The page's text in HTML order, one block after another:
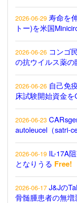
2026-06-29 寿命を
トー)を米国
2026-06-26 コンゴ
の抗ウイルス薬
2026-06-26 自己免
床試験開始資金を
2026-06-23
autoleucel（satri-
2026-06-19 IL-17A
となりうる Free!
2026-06-17 J&Jの
骨髄腫患者の無